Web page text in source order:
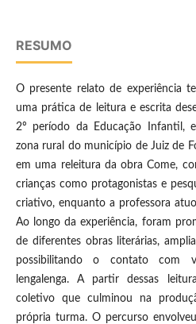
RESUMO
O presente relato de experiência
uma prática de leitura e escrita
2º período da Educação Infantil,
zona rural do município de Juiz de
em uma releitura da obra Come,
crianças como protagonistas e
criativo, enquanto a professora
Ao longo da experiência, foram
de diferentes obras literárias,
possibilitando o contato com
lengalenga. A partir dessas
coletivo que culminou na
própria turma. O percurso